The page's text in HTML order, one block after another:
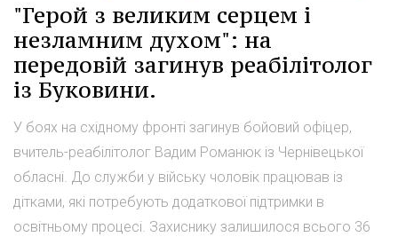
"Герой з великим серцем і
незламним духом": на
передовій загинув реабілітолог
із Буковини.
У боях на східному фронті загинув бойовий офіцер,
вчитель-реабілітолог Вадим Романюк із Чернівецької
обласні. До служби у війську чоловік працював із
дітками, які потребують додаткової підтримки в
освітньому процесі. Захиснику залишилося всього 36